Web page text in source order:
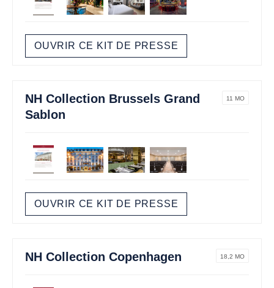
OUVRIR CE KIT DE PRESSE
NH Collection Brussels Grand
Sablon
11 MO
OUVRIR CE KIT DE PRESSE
NH Collection Copenhagen 18,2 MO